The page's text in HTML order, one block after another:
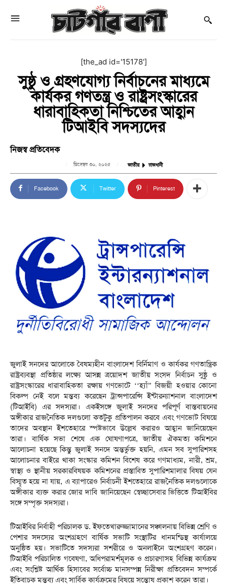
[the_ad id='15178']
সুষ্ঠু ও গ্রহণযোগ্য নির্বাচনের মাধ্যমে
কার্যকর গণতন্ত্র ও রাষ্ট্রসংস্কারের
ধারাবাহিকতা নিশ্চিতের আহ্বান
টিআইবি সদস্যদের
নিজস্ব প্রতিবেদক
ডিসেম্বর ৩০, ২০২৫ জাতীয় রাজধানী
Facebook Twitter Pinterest
জুলাই সনদের আলোকে বৈষম্যহীন বাংলাদেশ বির্নিমাণ ও কার্যকর গণতান্ত্রিক
রাষ্ট্রব্যবস্থা প্রতিষ্ঠার লক্ষ্যে আসন্ন ত্রয়োদশ জাতীয় সংসদ নির্বাচন সুষ্ঠু ও
রাষ্ট্রসংস্কারের ধারাবাহিকতা রক্ষায় গণভোটে ‘‘হ্যাঁ” বিজয়ী হওয়ার কোনো
বিকল্প নেই বলে মন্তব্য করেছেন ট্রান্সপারেন্সি ইন্টারন্যাশনাল বাংলাদেশ
(টিআইবি) এর সদস্যরা। একইসঙ্গে জুলাই সনদের পরিপূর্ণ বাস্তবায়নের
অঙ্গীকার রাজনৈতিক দলগুলো কতটুকু প্রতিপালন করবে এবং গণভোট বিষয়ে
তাদের অবস্থান ইশতেহারে স্পষ্টভাবে উল্লেখ করারও আহ্বান জানিয়েছেন
তারা। বার্ষিক সভা শেষে এক ঘোষণাপত্রে, জাতীয় ঐকমত্য কমিশনে
আলোচনা হয়েছে কিন্তু জুলাই সনদে অন্তর্ভুক্ত হয়নি, এমন সব সুপারিশসহ
আলোচনার বাইরে থাকা সংস্কার কমিশন বিশেষ করে গণমাধ্যম, নারী, শ্রম,
স্বাস্থ্য ও স্থানীয় সরকারবিষয়ক কমিশনের প্রস্তাবিত সুপারিশমালার বিষয় যেন
বিস্মৃত হয়ে না যায়, এ ব্যাপারেও নির্বাচনী ইশতেহারে রাজনৈতিক দলগুলোকে
অঙ্গীকার ব্যক্ত করার জোর দাবি জানিয়েছেন স্বেচ্ছাসেবার ভিত্তিতে টিআইবির
সঙ্গে সম্পৃক্ত সদস্যরা।
টিআইবির নির্বাহী পরিচালক ড. ইফতেখারুজ্জামানের সঞ্চালনায় বিভিন্ন শ্রেণি ও
পেশার সদস্যের অংশগ্রহণে বার্ষিক সভাটি সংস্থাটির ধানমন্ডিস্থ কার্যালয়ে
অনুষ্ঠিত হয়। সভাটিতে সদস্যরা সশরীরে ও অনলাইনে অংশগ্রহণ করেন।
টিআইবি পরিচালিত গবেষণা, অধিপরামর্শমূলক ও প্রচারণাসহ বিভিন্ন কার্যক্রম
এবং সংশ্লিষ্ট আর্থিক হিসাবের সর্বোচ্চ মানসম্পন্ন নিরীক্ষা প্রতিবেদন সম্পর্কে
ইতিবাচক মন্তব্য এবং সার্বিক কার্যক্রমের বিষয়ে সন্তোষ প্রকাশ করেন তারা।